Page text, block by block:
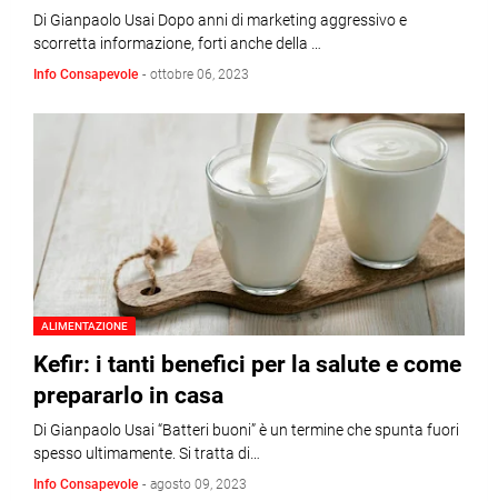
Di Gianpaolo Usai Dopo anni di marketing aggressivo e
scorretta informazione, forti anche della …
Info Consapevole - ottobre 06, 2023
ALIMENTAZIONE
Kefir: i tanti benefici per la salute e come
prepararlo in casa
Di Gianpaolo Usai “Batteri buoni” è un termine che spunta fuori
spesso ultimamente. Si tratta di…
Info Consapevole - agosto 09, 2023